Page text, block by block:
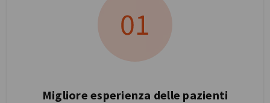
Migliore esperienza delle pazienti